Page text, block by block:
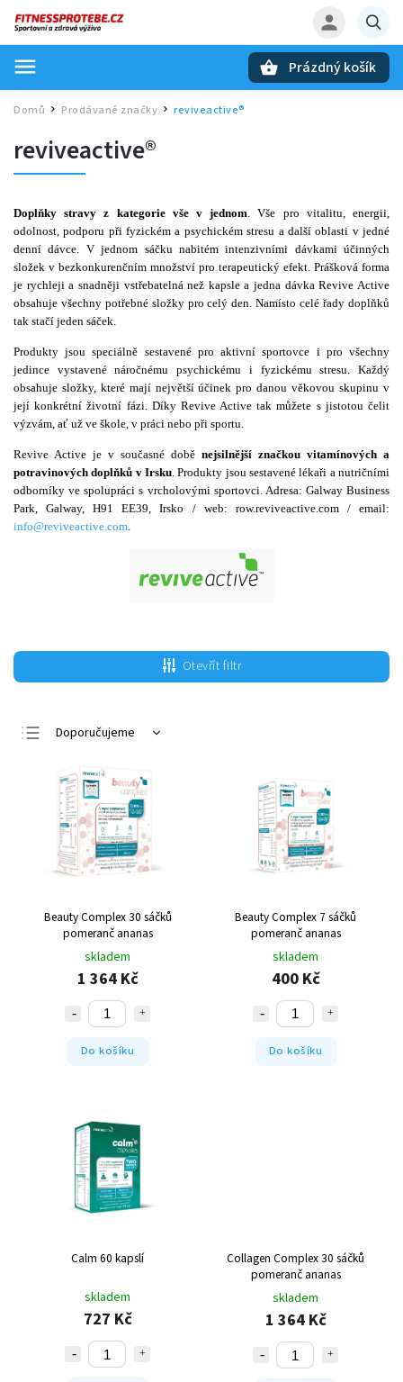
Prázdný košík
Domů / Prodávané značky / reviveactive®
reviveactive®
Doplňky stravy z kategorie vše v jednom. Vše pro vitalitu, energii,
odolnost, podporu při fyzickém a psychickém stresu a další oblasti v jedné
denní dávce. V jednom sáčku nabitém intenzivními dávkami účinných
složek v bezkonkurenčním množství pro terapeutický efekt. Prášková forma
je rychleji a snadněji vstřebatelná než kapsle a jedna dávka Revive Active
obsahuje všechny potřebné složky pro celý den. Namísto celé řady doplňků
tak stačí jeden sáček.
Produkty jsou speciálně sestavené pro aktivní sportovce i pro všechny
jedince vystavené náročnému psychickému i fyzickému stresu. Každý
obsahuje složky, které mají největší účinek pro danou věkovou skupinu v
její konkrétní životní fázi. Díky Revive Active tak můžete s jistotou čelit
výzvám, ať už ve škole, v práci nebo při sportu.
Revive Active je v současné době nejsilnější značkou vitamínových a
potravinových doplňků v Irsku. Produkty jsou sestavené lékaři a nutričními
odborníky ve spolupráci s vrcholovými sportovci. Adresa: Galway Business
Park, Galway, H91 EE39, Irsko / web: row.reviveactive.com / email:
info@reviveactive.com.
Otevřít filtr
Doporučujeme
Nejdražší
Nejprodávanější
Abecedně
Beauty Complex 30 sáčků
pomeranč ananas
skladem
1 364 Kč
Do košíku
Beauty Complex 7 sáčků
pomeranč ananas
skladem
400 Kč
Do košíku
Calm 60 kapslí
skladem
727 Kč
Collagen Complex 30 sáčků
pomeranč ananas
skladem
1 364 Kč